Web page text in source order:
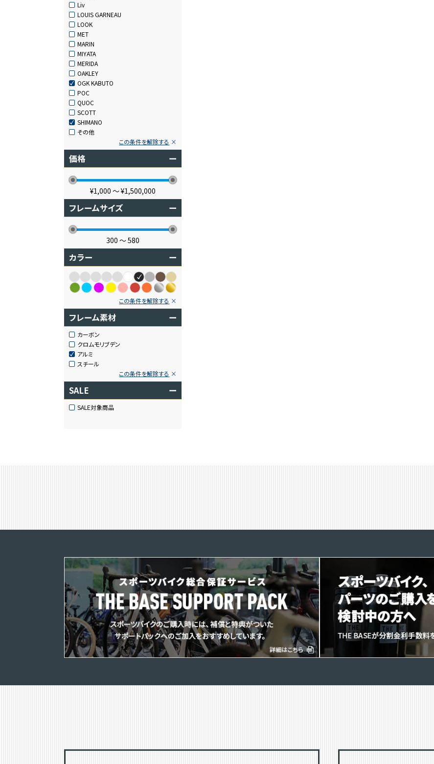
Liv
LOUIS GARNEAU
LOOK
MET
MARIN
MIYATA
MERIDA
OAKLEY
OGK KABUTO
POC
QUOC
SCOTT
SHIMANO
その他
この条件を解除する
価格 ー
¥1,000 〜¥1,500,000
フレームサイズ ー
300 〜580
カラー ー
この条件を解除する
フレーム素材 ー
カーボン
クロムモリブデン
アルミ
スチール
この条件を解除する
SALE ー
SALE対象商品